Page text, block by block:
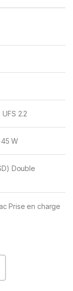
2.2
W
Double
Prise en charge